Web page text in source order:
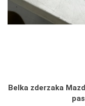
Belka zderzaka